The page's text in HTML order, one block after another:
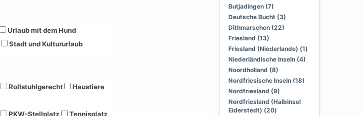
Urlaub mit dem Hund
Stadt und Kultururlaub
Rollstuhlgerecht
Haustiere
PKW-Stellplatz
Tennisplatz
Butjadingen (7)
Deutsche Bucht (3)
Dithmarschen (22)
Friesland (13)
Friesland (Niederlande) (1)
Niederländische Inseln (4)
Noordholland (8)
Nordfriesische Inseln (18)
Nordfriesland (9)
Nordfriesland (Halbinsel
Eiderstedt) (20)